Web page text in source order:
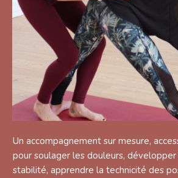
Un accompagnement sur mesure,
pour soulager les douleurs,
stabilité, apprendre la technicité des